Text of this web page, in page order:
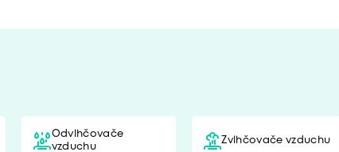
Odvlhčovače
vzduchu
Zvlhčovače vzduchu